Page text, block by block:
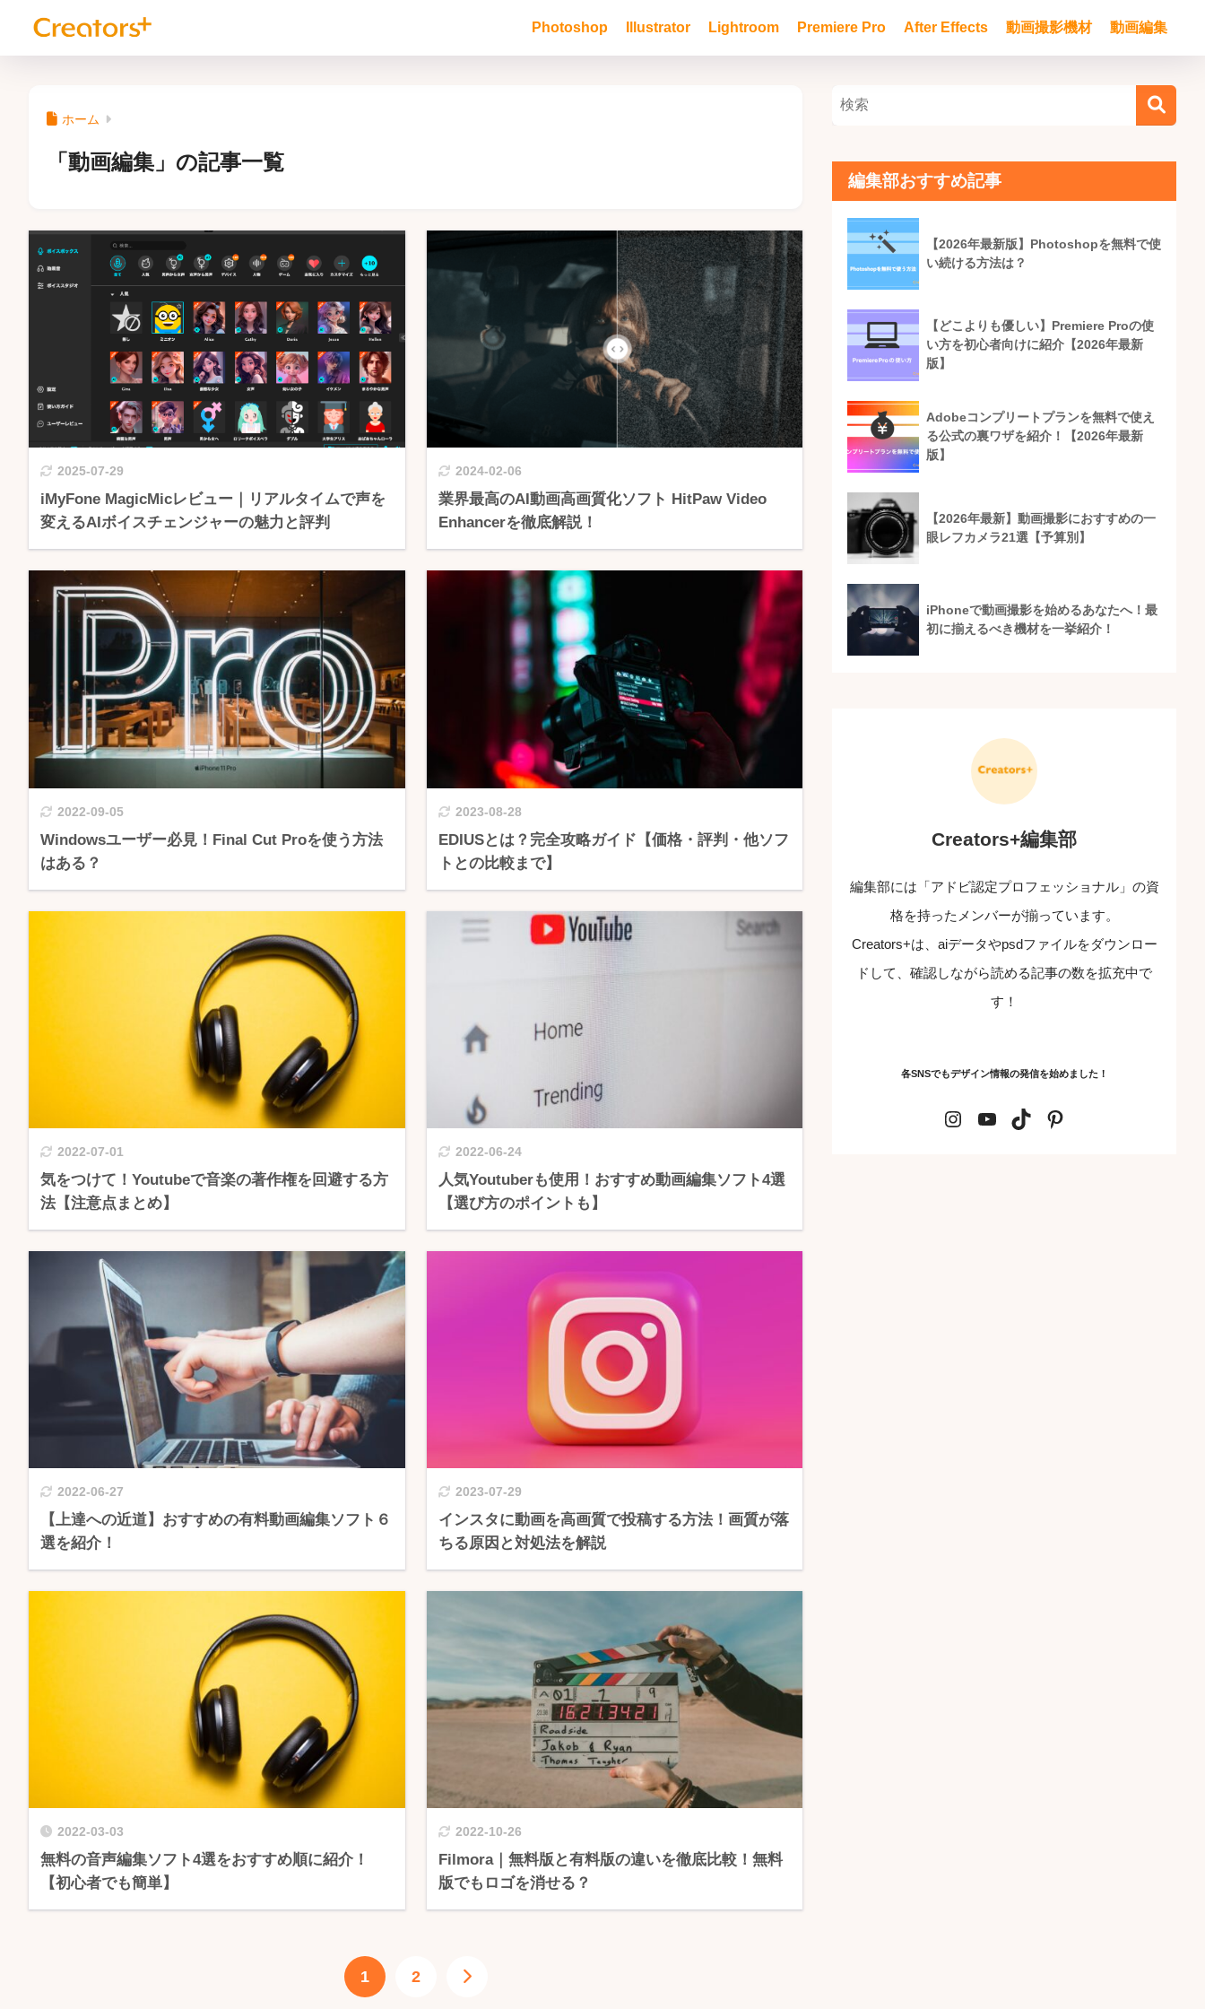
Photoshop Illustrator Lightroom Premiere Pro After Effects 動画撮影機材 動画編集
ホーム
「動画編集」の記事一覧
2025-07-29
iMyFone MagicMicレビュー｜リアルタイムで声を
変えるAIボイスチェンジャーの魅力と評判
2024-02-06
業界最高のAI動画高画質化ソフト HitPaw Video
Enhancerを徹底解説！
2022-09-05
Windowsユーザー必見！Final Cut Proを使う方法
はある？
2023-08-28
EDIUSとは？完全攻略ガイド【価格・評判・他ソフ
トとの比較まで】
2022-07-01
気をつけて！Youtubeで音楽の著作権を回避する方
法【注意点まとめ】
2022-06-24
人気Youtuberも使用！おすすめ動画編集ソフト4選
【選び方のポイントも】
2022-06-27
【上達への近道】おすすめの有料動画編集ソフト６
選を紹介！
2023-07-29
インスタに動画を高画質で投稿する方法！画質が落
ちる原因と対処法を解説
2022-03-03
無料の音声編集ソフト4選をおすすめ順に紹介！
【初心者でも簡単】
2022-10-26
Filmora｜無料版と有料版の違いを徹底比較！無料
版でもロゴを消せる？
1 2
編集部おすすめ記事
【2026年最新版】Photoshopを無料で使
い続ける方法は？
【どこよりも優しい】Premiere Proの使
い方を初心者向けに紹介【2026年最新
版】
Adobeコンプリートプランを無料で使え
る公式の裏ワザを紹介！【2026年最新
版】
【2026年最新】動画撮影におすすめの一
眼レフカメラ21選【予算別】
iPhoneで動画撮影を始めるあなたへ！最
初に揃えるべき機材を一挙紹介！
Creators+編集部
編集部には「アドビ認定プロフェッショナル」の資
格を持ったメンバーが揃っています。
Creators+は、aiデータやpsdファイルをダウンロー
ドして、確認しながら読める記事の数を拡充中で
す！
各SNSでもデザイン情報の発信を始めました！